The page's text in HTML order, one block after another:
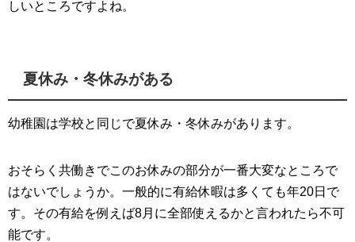
しいところですよね。
夏休み・冬休みがある
幼稚園は学校と同じで夏休み・冬休みがあります。
おそらく共働きでこのお休みの部分が一番大変なところで
はないでしょうか。一般的に有給休暇は多くても年20日で
す。その有給を例えば8月に全部使えるかと言われたら不可
能です。